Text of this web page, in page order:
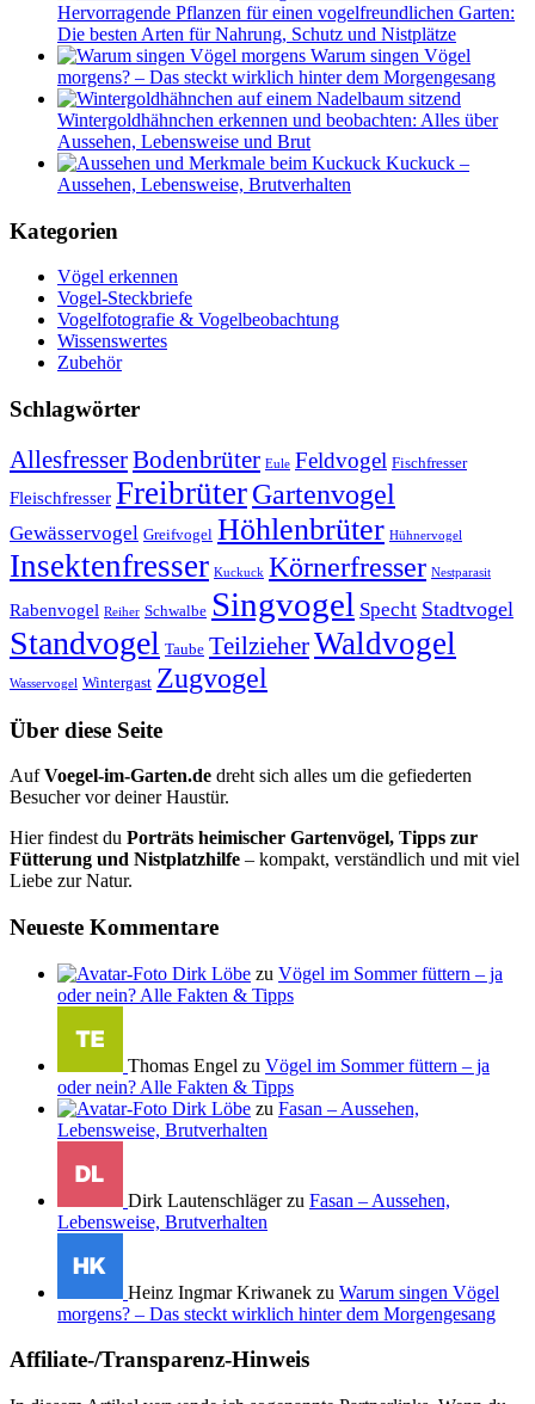
Hervorragende Pflanzen für einen vogelfreundlichen Garten:
Die besten Arten für Nahrung, Schutz und Nistplätze
Warum singen Vögel
morgens? – Das steckt wirklich hinter dem Morgengesang
Wintergoldhähnchen erkennen und beobachten: Alles über
Aussehen, Lebensweise und Brut
Kuckuck –
Aussehen, Lebensweise, Brutverhalten
Kategorien
Vögel erkennen
Vogel-Steckbriefe
Vogelfotografie & Vogelbeobachtung
Wissenswertes
Zubehör
Schlagwörter
AllesfresserBodenbrüter Eule Feldvogel Fischfresser
Fleischfresser FreibrüterGartenvogel
Gewässervogel Greifvogel Höhlenbrüter Hühnervogel
Insektenfresser Kuckuck Körnerfresser Nestparasit
Rabenvogel Reiher Schwalbe Singvogel Specht Stadtvogel
Standvogel Taube TeilzieherWaldvogel
Wasservogel Wintergast Zugvogel
Über diese Seite
AufVoegel-im-Garten.de dreht sich alles um die gefiederten
Besucher vor deiner Haustür.
Hier findest du Porträts heimischer Gartenvögel, Tipps zur
Fütterung und Nistplatzhilfe – kompakt, verständlich und mit viel
Liebe zur Natur.
Neueste Kommentare
Dirk Löbe zu Vögel im Sommer füttern – ja
oder nein? Alle Fakten & Tipps
Thomas Engel zu Vögel im Sommer füttern – ja
oder nein? Alle Fakten & Tipps
Dirk Löbe zu Fasan – Aussehen,
Lebensweise, Brutverhalten
Dirk Lautenschläger zu Fasan – Aussehen,
Lebensweise, Brutverhalten
Heinz Ingmar Kriwanek zu Warum singen Vögel
morgens? – Das steckt wirklich hinter dem Morgengesang
Affiliate-/Transparenz-Hinweis